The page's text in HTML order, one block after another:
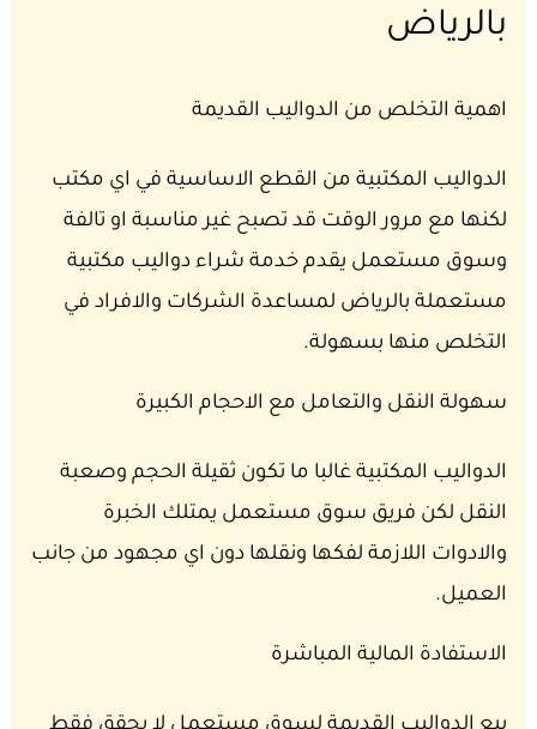
بالرياض
اهمية التخلص من الدواليب القديمة
الدواليب المكتبية من القطع الاساسية في اي مكتب
لكنها مع مرور الوقت قد تصبح غير مناسبة او تالفة
وسوق مستعمل يقدم خدمة شراء دواليب مكتبية
مستعملة بالرياض لمساعدة الشركات والافراد في
التخلص منها بسهولة.
سهولة النقل والتعامل مع الاحجام الكبيرة
الدواليب المكتبية غالبا ما تكون ثقيلة الحجم وصعبة
النقل لكن فريق سوق مستعمل يمتلك الخبرة
والادوات اللازمة لفكها ونقلها دون اي مجهود من جانب
العميل.
الاستفادة المالية المباشرة